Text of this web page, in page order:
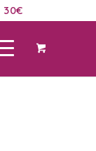
30€